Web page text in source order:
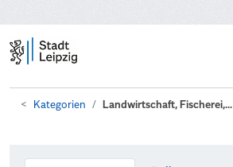
Kategorien Landwirtschaft, Fischerei,...